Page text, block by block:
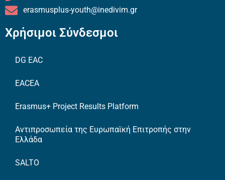
erasmusplus-youth@inedivim.gr
Χρήσιμοι Σύνδεσμοι
DG EAC
EACEA
Erasmus+ Project Results Platform
Αντιπροσωπεία της Ευρωπαϊκή Επιτροπής στην
Ελλάδα
SALTO